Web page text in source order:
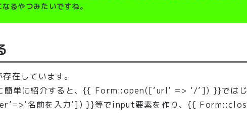
るやつみたいですね。
在しています。
簡単に紹介すると、{{ Form::open([‘url’ => ‘/’]) }}では
名前を入力’]) }}等でinput要素を作り、{{